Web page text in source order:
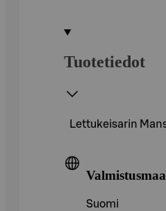
Tuotetiedot
Lettukeisarin
Valmistusmaa
Suomi